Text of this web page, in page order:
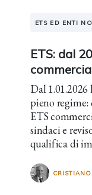
ETS ED ENTI
ETS: dal
Dal
pieno
ETS
sindaci e
qualifica di